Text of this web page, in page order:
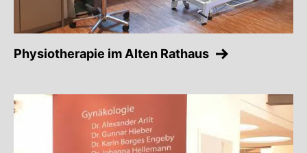
Physiotherapie im Alten Rathaus